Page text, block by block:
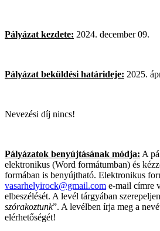
Pályázat kezdete: 2024. december 09.
Pályázat beküldési határideje: 2025.
Nevezési díj nincs!
Pályázatok benyújtásának módja: A
elektronikus (Word formátumban) és
formában is benyújtható. Elektronikus
vasarhelyirock@gmail.com e-mail címre
elbeszélését. A levél tárgyában
szórakoztunk”. A levélben írja meg a
elérhetőségét!